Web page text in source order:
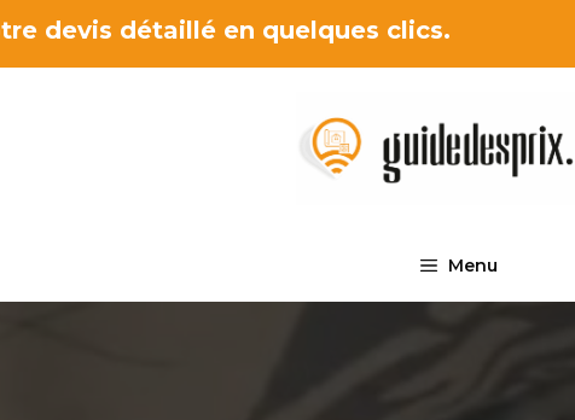
devis détaillé en quelques clics.
Menu